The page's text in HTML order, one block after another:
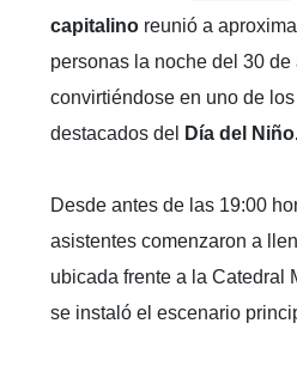
capitalino reunió a
personas la noche del 30 de
convirtiéndose en uno de
destacados del
Día del
Desde antes de las 19:00
asistentes comenzaron a
ubicada frente a la Catedral
se instaló el escenario